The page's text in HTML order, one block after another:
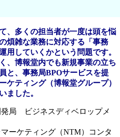
、多くの担当者が一度は頭を悩
煩雑な業務に対応する「事務
用していくかという問題です。
、博報堂内でも新規事業の立ち
と、事務局BPOサービスを提
ケティング（博報堂グループ）
ました。
局 ビジネスディベロップメ
ーケティング（NTM）コンタ